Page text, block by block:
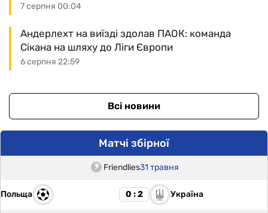
7 серпня 00:04
6 серпня 22:59
Андерлехт на виїзді здолав ПАОК: команда
Сікана на шляху до Ліги Європи
Всі новини
Матчі збірної
Friendlies31 травня
Польща 0 : 2 Україна